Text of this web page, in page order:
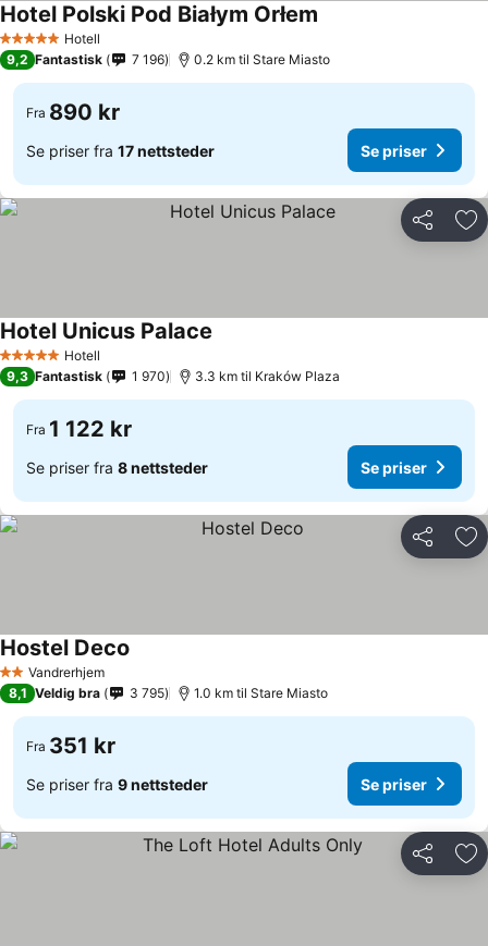
5 Stjerner Hotell
Hotel Polski Pod Białym Orłem
9,2 Fantastisk 7 196 0.2 km til Stare Miasto
Fra 890 kr
Se priser fra 17 nettsteder Se priser
Del
5 Stjerner Hotell
Hotel Unicus Palace
9,3 Fantastisk 1 970 3.3 km til Kraków Plaza
Fra 1 122 kr
Se priser fra 8 nettsteder Se priser
Del
2 StjernerVandrerhjem
Hostel Deco
8,1 Veldig bra 3 795 1.0 km til Stare Miasto
Fra 351 kr
Se priser fra 9 nettsteder Se priser
Del